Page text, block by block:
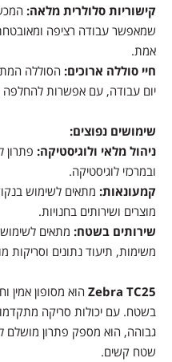
קישוריות סלולרית מלאה:
שמאפשר עבודה רציפה
אמת.
חיי סוללה ארוכים: הסוללה
יום עבודה, עם אפשרות
שימושים נפוצים:
ניהול מלאי ולוגיסטיקה: פתרון
ובמרכזי לוגיסטיקה.
קמעונאות: מתאים לשימוש
מוצרים ושירותים בחנויות.
שירותים בשטח: מתאים
משימות, תיעוד נתונים וסריקות
Zebra TC25 הוא מסופון אמין
בשטח. עם יכולות סריקה
גבוהה, הוא מספק פתרון מושלם
שטח קשים.